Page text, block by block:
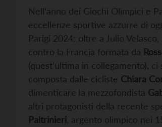
Nell’anno dei Giochi Olimpici e
eccellenze sportive azzurre di
Parigi 2024: oltre a Julio
contro la Francia formata da
(quest’ultima in collegamento),
composta dalle cicliste Chiara
dimenticare la mezzofondista
altri protagonisti della recente
Paltrinieri , argento olimpico nei